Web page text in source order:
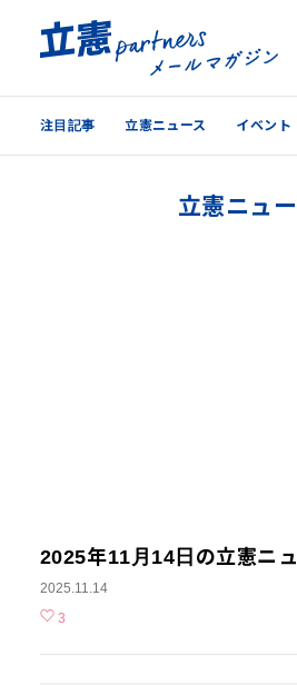
注目記事 立憲ニュース イベント
立憲ニュ
2025年11月14日の立憲ニ
2025.11.14
3